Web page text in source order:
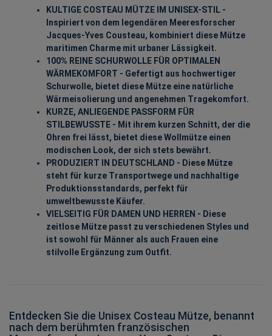
KULTIGE COSTEAU MÜTZE IM UNISEX-STIL -
Inspiriert von dem legendären Meeresforscher
Jacques-Yves Cousteau, kombiniert diese Mütze
maritimen Charme mit urbaner Lässigkeit.
100% REINE SCHURWOLLE FÜR OPTIMALEN
WÄRMEKOMFORT - Gefertigt aus hochwertiger
Schurwolle, bietet diese Mütze eine natürliche
Wärmeisolierung und angenehmen Tragekomfort.
KURZE, ANLIEGENDE PASSFORM FÜR
STILBEWUSSTE - Mit ihrem kurzen Schnitt, der die
Ohren frei lässt, bietet diese Wollmütze einen
modischen Look, der sich stets bewährt.
PRODUZIERT IN DEUTSCHLAND - Diese Mütze
steht für kurze Transportwege und nachhaltige
Produktionsstandards, perfekt für
umweltbewusste Käufer.
VIELSEITIG FÜR DAMEN UND HERREN - Diese
zeitlose Mütze passt zu verschiedenen Styles und
ist sowohl für Männer als auch Frauen eine
stilvolle Ergänzung zum Outfit.
Entdecken Sie die Unisex Costeau Mütze, benannt
nach dem berühmten französischen